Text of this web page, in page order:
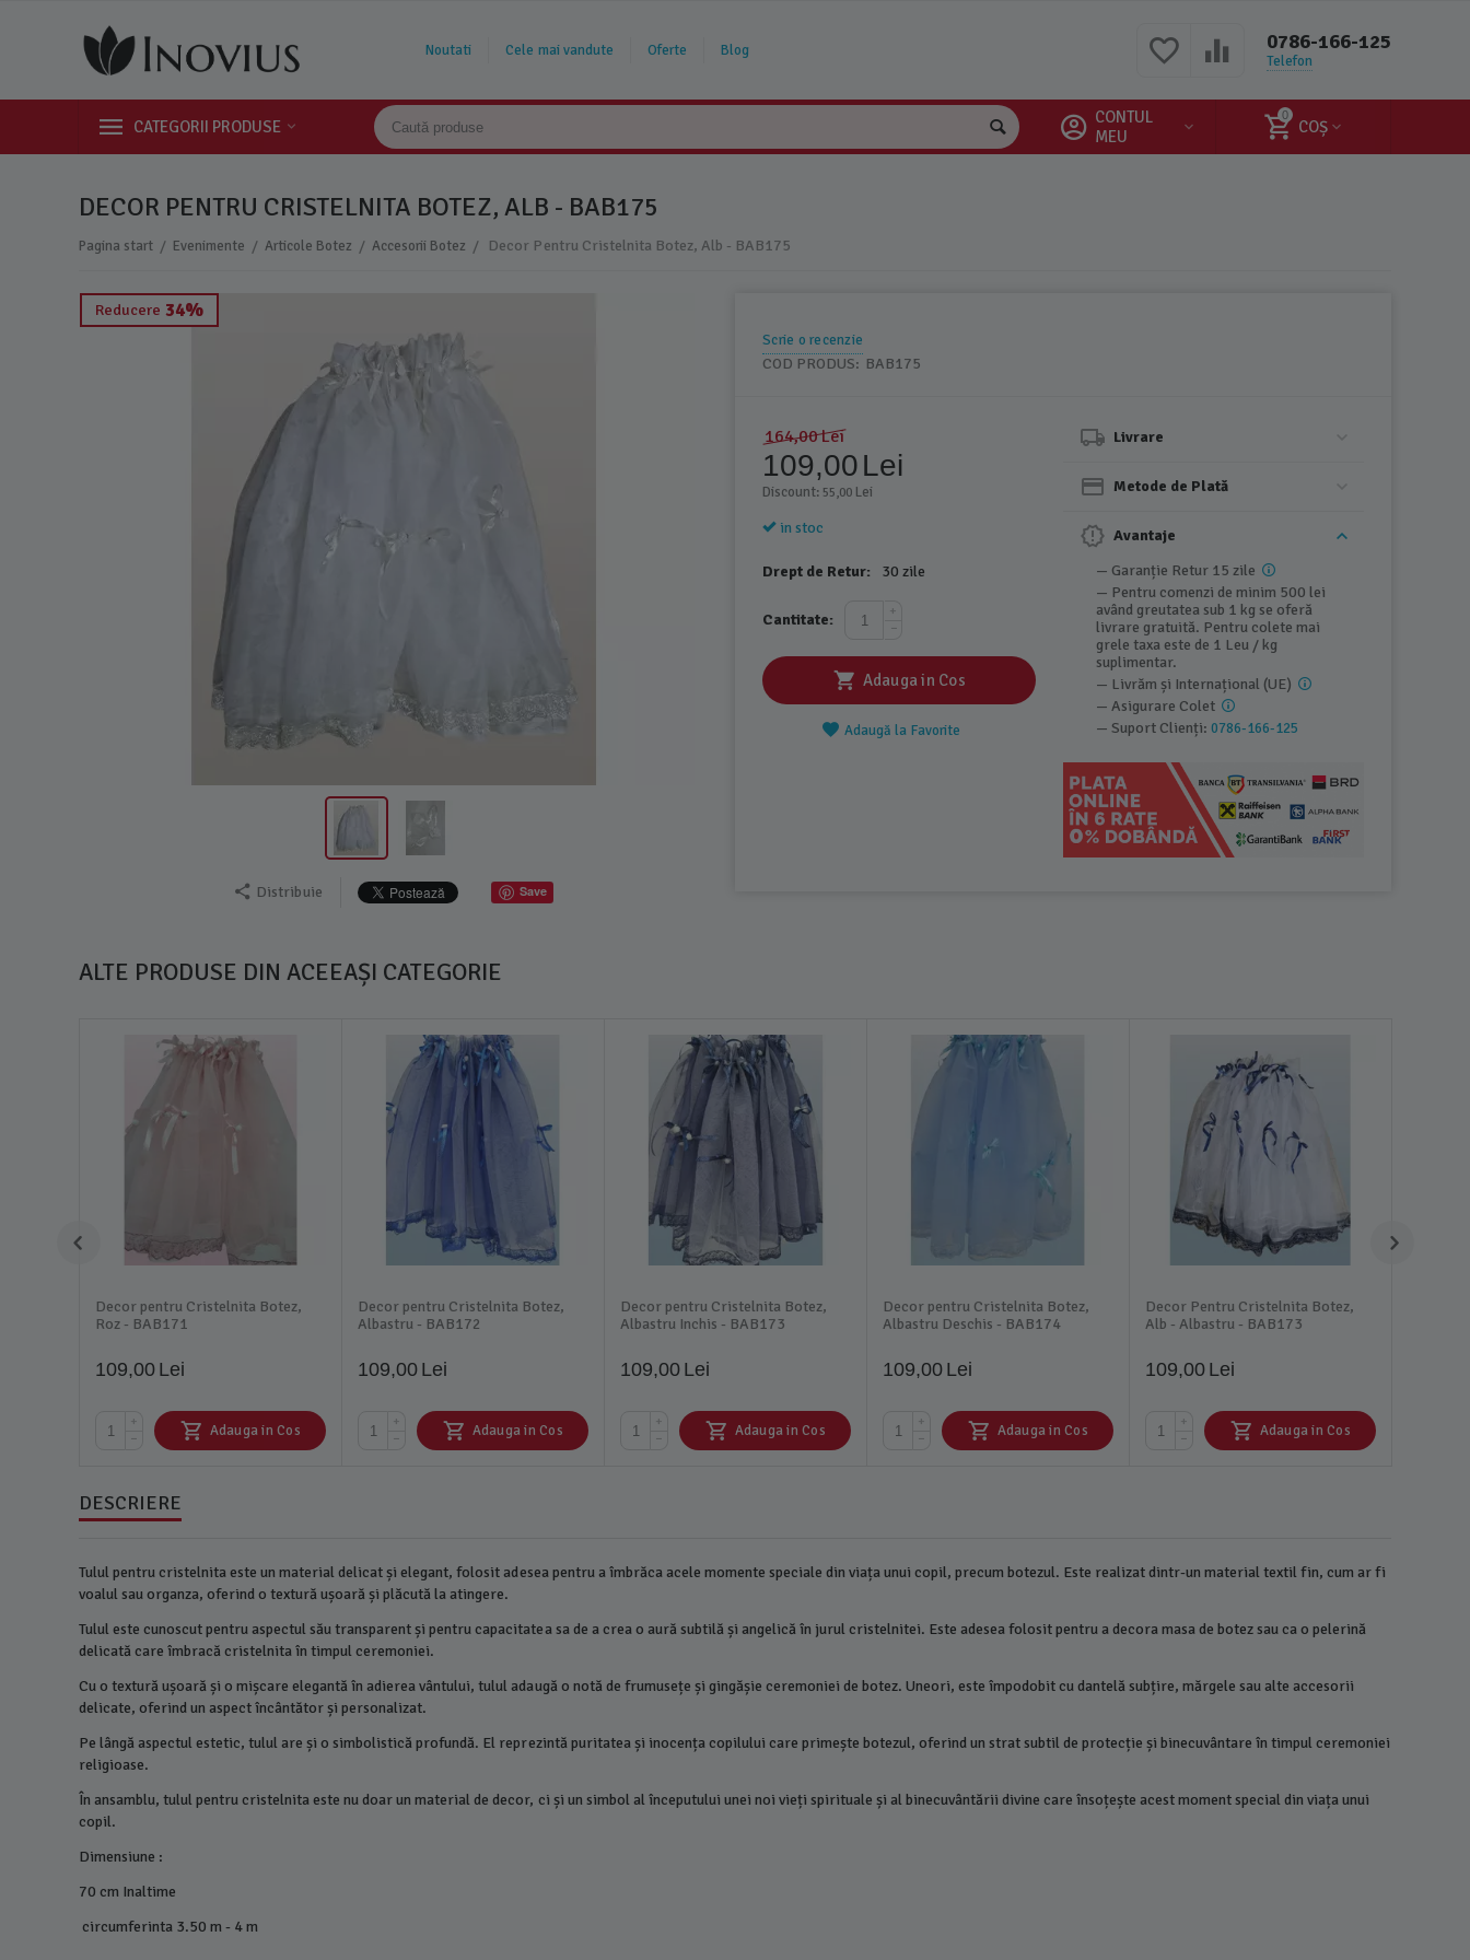
Noutati Cele mai vandute Oferte Blog 0786-166-125
Telefon
CATEGORII PRODUSE
0
COȘ
CONTUL
MEU
DECOR PENTRU CRISTELNITA BOTEZ, ALB - BAB175
Pagina start / Evenimente / Articole Botez / Accesorii Botez / Decor Pentru Cristelnita Botez, Alb - BAB175
Reducere 34%
Distribuie Save
Scrie o recenzie
COD PRODUS: BAB175
164,00Lei
109,00Lei
Discount: 55,00 Lei
in stoc
Drept de Retur: 30 zile
Cantitate:
+
−
Adauga in Cos
Adaugă la Favorite
Livrare
Metode de Plată
Avantaje
— Garanție Retur 15 zile
— Pentru comenzi de minim 500 lei
având greutatea sub 1 kg se oferă
livrare gratuită. Pentru colete mai
grele taxa este de 1 Leu / kg
suplimentar.
— Livrăm și Internațional (UE)
— Asigurare Colet
— Suport Clienți:0786-166-125
ALTE PRODUSE DIN ACEEAȘI CATEGORIE
Decor pentru Cristelnita Botez,
Roz - BAB171
109,00 Lei
+
−
Adauga in Cos
Decor pentru Cristelnita Botez,
Albastru - BAB172
109,00 Lei
+
−
Adauga in Cos
Decor pentru Cristelnita Botez,
Albastru Inchis - BAB173
109,00 Lei
+
−
Adauga in Cos
Decor pentru Cristelnita Botez,
Albastru Deschis - BAB174
109,00 Lei
+
−
Adauga in Cos
Decor Pentru Cristelnita Botez,
Alb - Albastru - BAB173
109,00 Lei
+
−
Adauga in Cos
DESCRIERE
Tulul pentru cristelnita este un material delicat și elegant, folosit adesea pentru a îmbrăca acele momente speciale din viața unui copil, precum botezul. Este realizat dintr-un material textil fin, cum ar fi
voalul sau organza, oferind o textură ușoară și plăcută la atingere.
Tulul este cunoscut pentru aspectul său transparent și pentru capacitatea sa de a crea o aură subtilă și angelică în jurul cristelnitei. Este adesea folosit pentru a decora masa de botez sau ca o pelerină
delicată care îmbracă cristelnita în timpul ceremoniei.
Cu o textură ușoară și o mișcare elegantă în adierea vântului, tulul adaugă o notă de frumusețe și gingășie ceremoniei de botez. Uneori, este împodobit cu dantelă subțire, mărgele sau alte accesorii
delicate, oferind un aspect încântător și personalizat.
Pe lângă aspectul estetic, tulul are și o simbolistică profundă. El reprezintă puritatea și inocența copilului care primește botezul, oferind un strat subtil de protecție și binecuvântare în timpul ceremoniei
religioase.
În ansamblu, tulul pentru cristelnita este nu doar un material de decor, ci și un simbol al începutului unei noi vieți spirituale și al binecuvântării divine care însoțește acest moment special din viața unui
copil.
Dimensiune :
70 cm Inaltime
circumferinta 3.50 m - 4 m